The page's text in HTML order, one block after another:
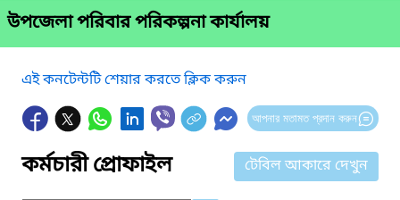
উপজেলা পরিবার পরিকল্পনা কার্যালয়
এই কনটেন্টটি শেয়ার করতে ক্লিক করুন
আপনার মতামত প্রদান করুন
কর্মচারী প্রোফাইল টেবিল আকারে দেখুন